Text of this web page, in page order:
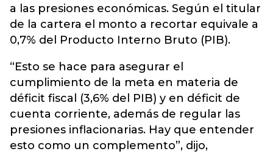
a las presiones económicas. Según el titular
de la cartera el monto a recortar equivale a
0,7% del Producto Interno Bruto (PIB).
“Esto se hace para asegurar el
cumplimiento de la meta en materia de
déficit fiscal (3,6% del PIB) y en déficit de
cuenta corriente, además de regular las
presiones inflacionarias. Hay que entender
esto como un complemento”, dijo,